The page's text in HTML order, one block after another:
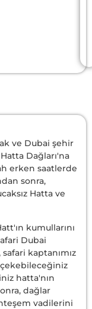
ve Dubai şehir
Dağları'na
erken saatlerde
sonra,
Hatta ve
kumullarını
Dubai
kaptanımız
hatta'nın
dağlar
vadilerini